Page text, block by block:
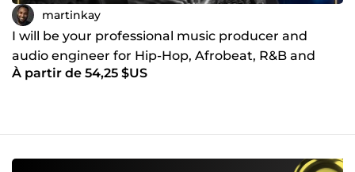
martinkay
I will be your professional music producer and
audio engineer for Hip-Hop, Afrobeat, R&B and
more
À partir de 54,25 $US